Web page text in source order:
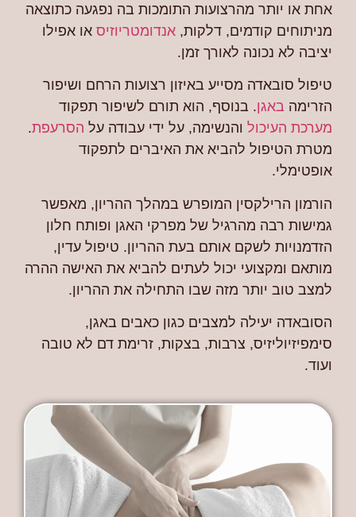
אחת או יותר מהרצועות התומכות בה נפגעה כתוצאה
מניתוחים קודמים, דלקות, אנדומטריוזיס או אפילו
יציבה לא נכונה לאורך זמן.
טיפול סובאדה מסייע באיזון רצועות הרחם ושיפור
הזרימה באגן. בנוסף, הוא תורם לשיפור תפקוד
מערכת העיכול והנשימה, על ידי עבודה על הסרעפת.
מטרת הטיפול להביא את האיברים לתפקוד
אופטימלי.
הורמון הרילקסין המופרש במהלך ההריון, מאפשר
גמישות רבה מהרגיל של מפרקי האגן ופותח חלון
הזדמנויות לשקם אותם בעת ההריון. טיפול עדין,
מותאם ומקצועי יכול לעתים להביא את האישה ההרה
למצב טוב יותר מזה שבו התחילה את ההריון.
הסובאדה יעילה למצבים כגון כאבים באגן,
סימפיזיוליזיס, צרבות, בצקות, זרימת דם לא טובה
ועוד.